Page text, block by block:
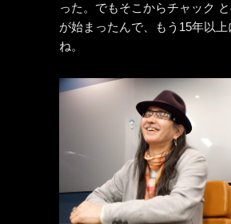
った。でもそこからチャック
が始まったんで、もう15年以
ね。